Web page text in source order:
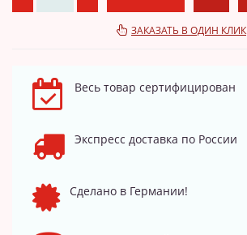
ЗАКАЗАТЬ В ОДИН КЛИК
Весь товар сертифицирован
Экспресс доставка по России
Сделано в Германии!